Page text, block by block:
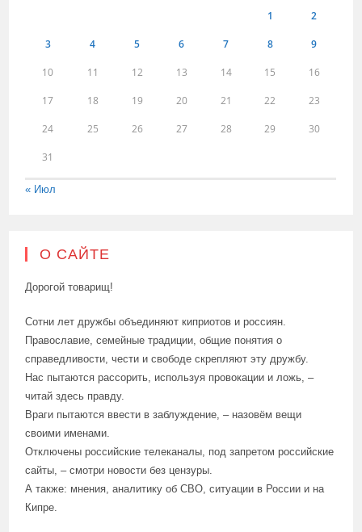
1 2
3 4 5 6 7 8 9
10 11 12 13 14 15 16
17 18 19 20 21 22 23
24 25 26 27 28 29 30
31
« Июл
О САЙТЕ
Дорогой товарищ!
Сотни лет дружбы объединяют киприотов и россиян.
Православие, семейные традиции, общие понятия о
справедливости, чести и свободе скрепляют эту дружбу.
Нас пытаются рассорить, используя провокации и ложь, –
читай здесь правду.
Враги пытаются ввести в заблуждение, – назовём вещи
своими именами.
Отключены российские телеканалы, под запретом российские
сайты, – смотри новости без цензуры.
А также: мнения, аналитику об СВО, ситуации в России и на
Кипре.